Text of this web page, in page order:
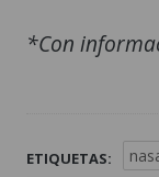
*Con
ETIQUETAS: